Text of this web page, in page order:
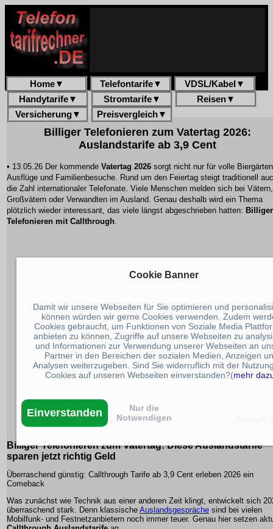
Home▼ Telefontarife▼ VDSL/Kabel ▼
Handytarife▼ Stromtarife▼ Reisen▼
Versicherung▼ Preisvergleich▼
Billiger Telefonieren zum Vatertag 2026:
Auslandstarife ab 3,9 Cent
• 13.05.26 Der kommende Vatertag 2026 sorgt nicht nur für volle
Ausflüge und Familienbesuche. Rund um den Feiertag steigt traditionell
die Zahl internationaler Telefonate. Viele Menschen melden sich bei Vätern,
Großvätern oder Verwandten im Ausland. Genau deshalb wird ein Thema
plötzlich wieder interessant, das viele längst abgeschrieben hatten: Billiger
Telefonieren mit Callthrough.
Billiger Telefonieren zum Vatertag: Diese Auslandstarife
sparen jetzt richtig Geld
Überraschend günstig: Callthrough Tarife ab 3,9 Cent erleben 2026 ein
Comeback
Was zunächst wie Technik aus einer anderen Zeit klingt, entwickelt sich
überraschend stark. Denn klassische Auslandsgespräche sind bei vielen
Mobilfunk- und Festnetzanbietern noch immer teuer. Genau hier setzen
Cookie Banner
Damit wir unsere Webseiten für Sie optimieren und
können würden wir gerne Cookies verwenden. Zudem
Cookies gebraucht, um Funktionen von Soziale Media
anbieten zu können, Zugriffe auf unsere Webseiten zu
und Informationen zur Verwendung unserer Webseiten an
Partner in den Bereichen der sozialen Medien, Anzeigen
Analysen weiterzugeben. Sind Sie widerruflich mit der
Cookies auf unseren Webseiten einverstanden?(mehr
Einverstanden
Nur die
Notwendigen